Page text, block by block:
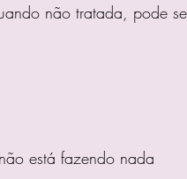
não tratada, pode se
está fazendo nada